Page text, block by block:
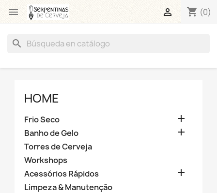
 shopping_cart (0)

search
HOME
Frio Seco 
Banho de Gelo 
Torres de Cerveja
Workshops
Acessórios Rápidos

Limpeza & Manutenção